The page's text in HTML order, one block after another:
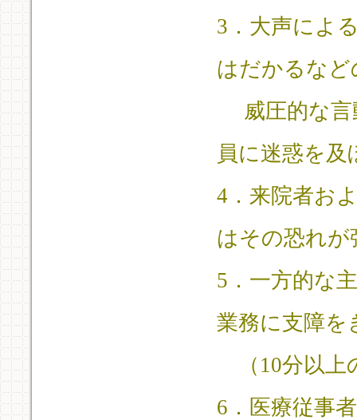
3．大声によ
はだかるなど
威圧的な言
員に迷惑を及
4．来院者お
はその恐れが
5．一方的な
業務に支障を
（10分以上
6．医療従事